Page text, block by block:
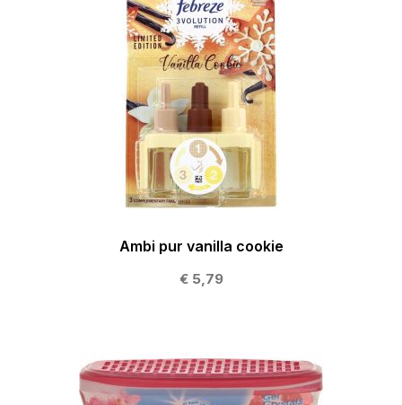
Ambi pur vanilla cookie
€ 5,79